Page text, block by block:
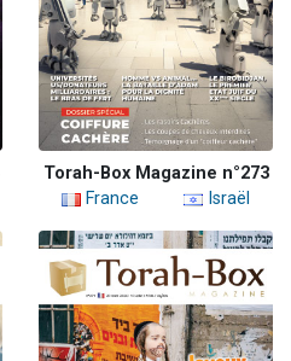
Torah-Box Magazine n°273
France
Israël